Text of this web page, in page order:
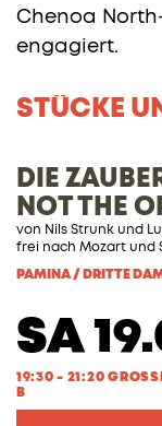
Chenoa
engagiert.
STÜCKE
DIE
NOT THE
von Nils Strunk und
frei nach Mozart und
PAMINA / DRITTE
SA
19:30 - 21:20
B